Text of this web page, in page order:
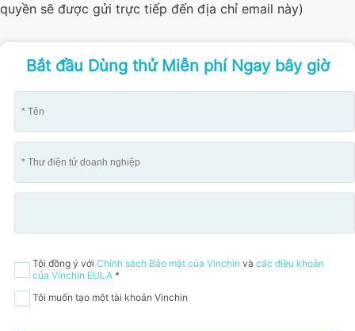
quyền sẽ được gửi trực tiếp đến địa chỉ email này)
Bắt đầu Dùng thử Miễn phí Ngay bây giờ
Tôi đồng ý với Chính sách Bảo mật của Vinchin và các điều khoản
của Vinchin EULA *
Tôi muốn tạo một tài khoản Vinchin